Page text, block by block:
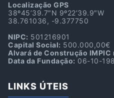
Localização GPS
38º45’39.7″N 9º22’39.9″W
38.761036, -9.377750
NIPC: 501216901
Capital Social: 500.000,00€
Alvará de Construção IMPIC
Data da Fundação: 06-10-
LINKS ÚTEIS